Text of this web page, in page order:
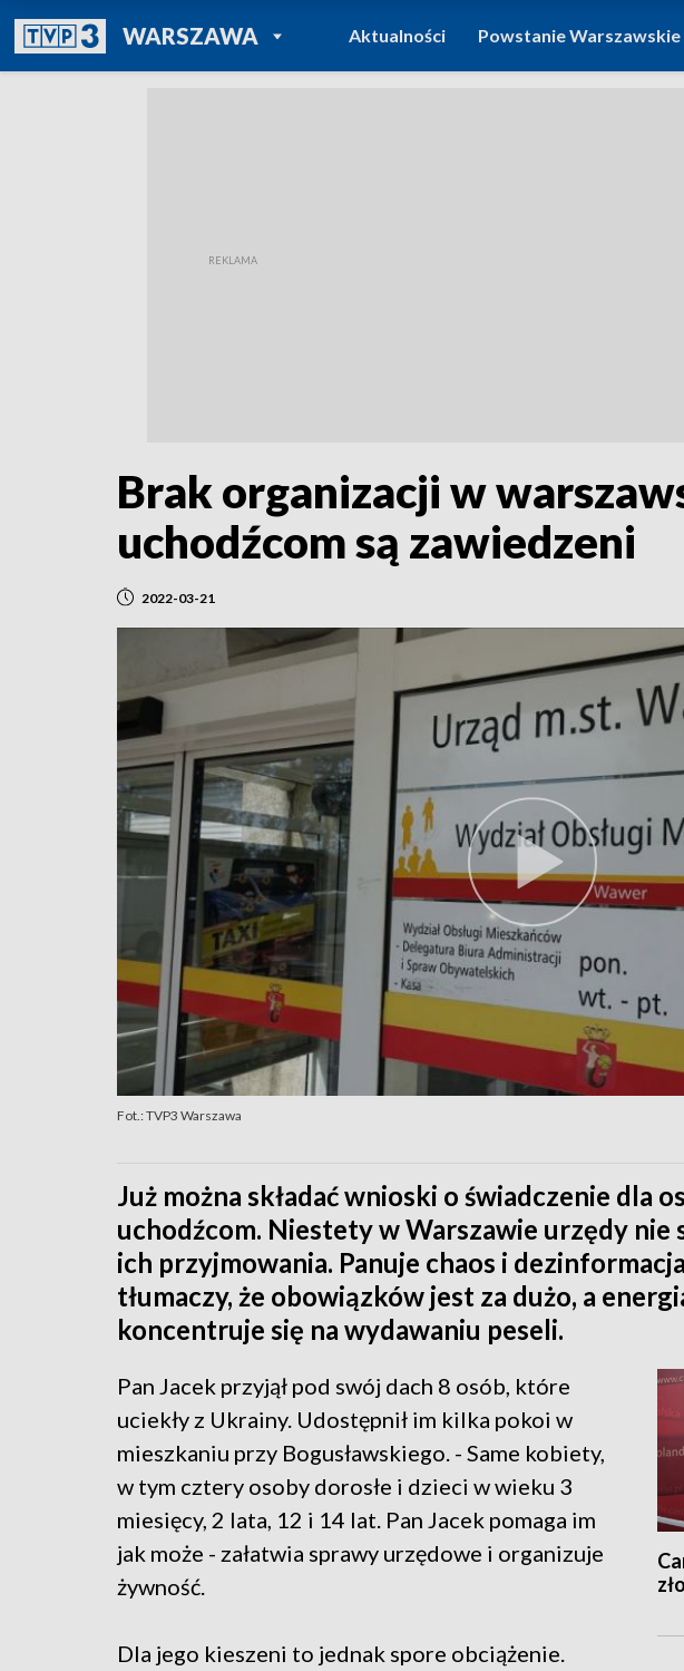
WARSZAWAPOWRÓT DO
TVP REGIONY
Aktualności Powstanie Warszawskie
Brak organizacji w
uchodźcom są zawiedzeni
2022-03-21
Fot.: TVP3 Warszawa
Już można składać wnioski o świadczenie dla
uchodźcom. Niestety w Warszawie urzędy nie
ich przyjmowania. Panuje chaos i
tłumaczy, że obowiązków jest za dużo, a
koncentruje się na wydawaniu peseli.
Pan Jacek przyjął pod swój dach 8 osób, które
uciekły z Ukrainy. Udostępnił im kilka pokoi w
mieszkaniu przy Bogusławskiego. - Same kobiety,
w tym cztery osoby dorosłe i dzieci w wieku 3
miesięcy, 2 lata, 12 i 14 lat. Pan Jacek pomaga im
jak może - załatwia sprawy urzędowe i organizuje
żywność.
Dla jego kieszeni to jednak spore obciążenie.